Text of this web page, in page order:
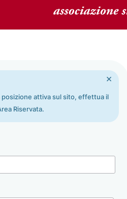
posizione attiva sul sito, effettua il
Riservata.
×